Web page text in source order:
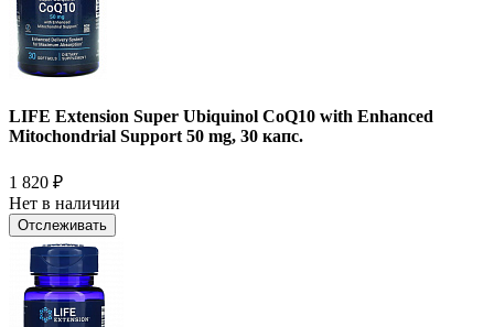
LIFE Extension Super Ubiquinol CoQ10 with Enhanced
Mitochondrial Support 50 mg, 30 капс.
1 820 ₽
Нет в наличии
Отслеживать